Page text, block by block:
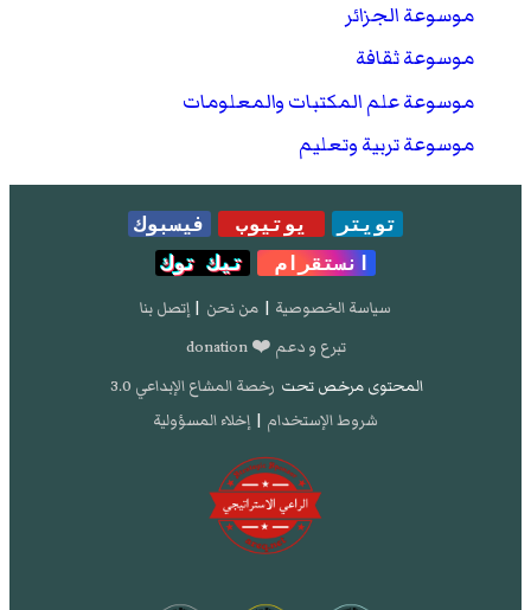
موسوعة الجزائر
موسوعة ثقافة
موسوعة علم المكتبات والمعلومات
موسوعة تربية وتعليم
تويتر يوتيوب
فيسبوك
انستقرام
تيك توك
سياسة الخصوصية | من نحن | إتصل بنا
تبرع و دعم ❤️ donation
المحتوى مرخص تحت رخصة المشاع الإبداعي 3.0
شروط الإستخدام | إخلاء المسؤولية